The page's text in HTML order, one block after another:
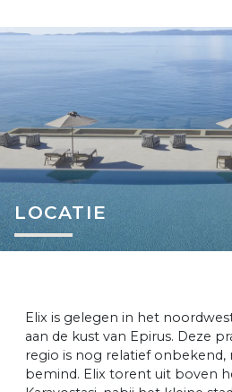
LOCATIE
Elix is gelegen in het
aan de kust van Epirus. Deze
regio is nog relatief onbekend,
bemind. Elix torent uit boven